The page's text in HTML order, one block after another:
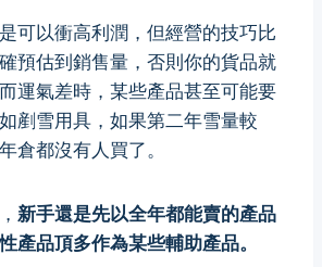
可以衝高利潤，但經營的技巧比
預估到銷售量，否則你的貨品就
運氣差時，某些產品甚至可能要
剷雪用具，如果第二年雪量較
倉都沒有人買了。
新手還是先以全年都能賣的產品
產品頂多作為某些輔助產品。